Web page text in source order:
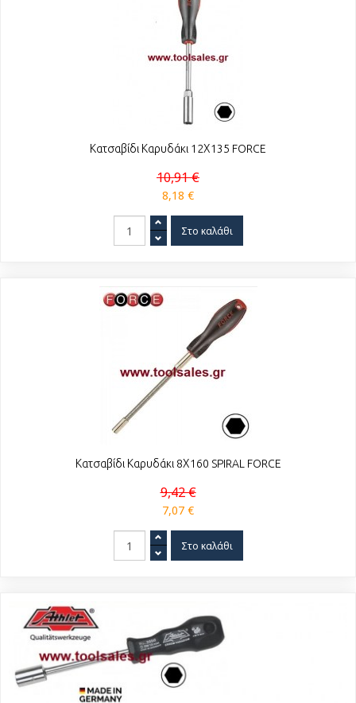
Κατσαβίδι Καρυδάκι 12Χ135 FORCE
10,91 €
8,18 €
Κατσαβίδι Καρυδάκι 8Χ160 SPIRAL FORCE
9,42 €
7,07 €